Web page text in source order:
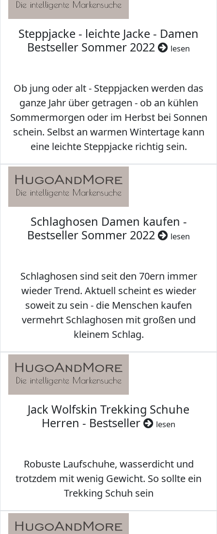
Steppjacke - leichte Jacke - Damen
Bestseller Sommer 2022
lesen
Ob jung oder alt - Steppjacken werden das
ganze Jahr über getragen - ob an kühlen
Sommermorgen oder im Herbst bei Sonnen
schein. Selbst an warmen Wintertage kann
eine leichte Steppjacke richtig sein.
Schlaghosen Damen kaufen -
Bestseller Sommer 2022
lesen
Schlaghosen sind seit den 70ern immer
wieder Trend. Aktuell scheint es wieder
soweit zu sein - die Menschen kaufen
vermehrt Schlaghosen mit großen und
kleinem Schlag.
Jack Wolfskin Trekking Schuhe
Herren - Bestseller
lesen
Robuste Laufschuhe, wasserdicht und
trotzdem mit wenig Gewicht. So sollte ein
Trekking Schuh sein